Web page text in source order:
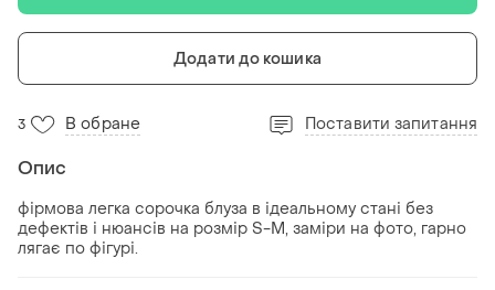
Додати до кошика
3 В обране Поставити запитання
Опис
фірмова легка сорочка блуза в ідеальному стані без
дефектів і нюансів на розмір S-M, заміри на фото, гарно
лягає по фігурі.